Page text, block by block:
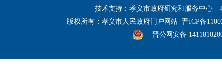
技术支持：孝义市政府研究和服务中心
版权所有：孝义市人民政府门户网站 晋ICP备
晋公网安备